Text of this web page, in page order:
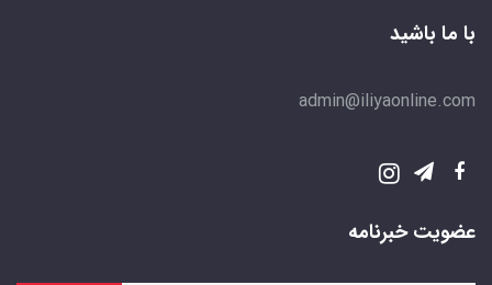
با ما باشید
admin@iliyaonline.com
عضویت خبرنامه